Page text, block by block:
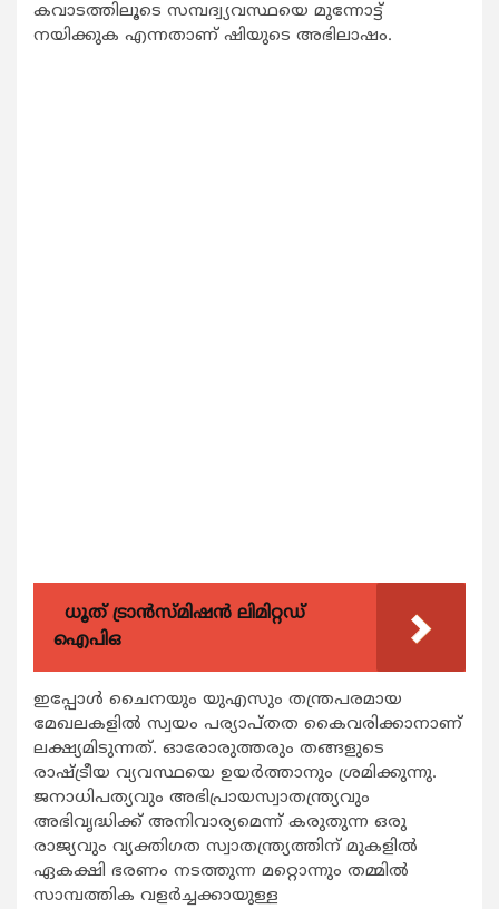
കവാടത്തിലൂടെ സമ്പദ്വ്യവസ്ഥയെ മുന്നോട്ട്
നയിക്കുക എന്നതാണ് ഷിയുടെ അഭിലാഷം.
ധൂത് ട്രാൻസ്മിഷൻ ലിമിറ്റഡ്
ഐപിഒ
ഇപ്പോള്‍ ചൈനയും യുഎസും തന്ത്രപരമായ
മേഖലകളില്‍ സ്വയം പര്യാപ്തത കൈവരിക്കാനാണ്
ലക്ഷ്യമിടുന്നത്. ഓരോരുത്തരും തങ്ങളുടെ
രാഷ്ട്രീയ വ്യവസ്ഥയെ ഉയര്‍ത്താനും ശ്രമിക്കുന്നു.
ജനാധിപത്യവും അഭിപ്രായസ്വാതന്ത്ര്യവും
അഭിവൃദ്ധിക്ക് അനിവാര്യമെന്ന് കരുതുന്ന ഒരു
രാജ്യവും വ്യക്തിഗത സ്വാതന്ത്ര്യത്തിന് മുകളില്‍
ഏകക്ഷി ഭരണം നടത്തുന്ന മറ്റൊന്നും തമ്മില്‍
സാമ്പത്തിക വളര്‍ച്ചക്കായുള്ള